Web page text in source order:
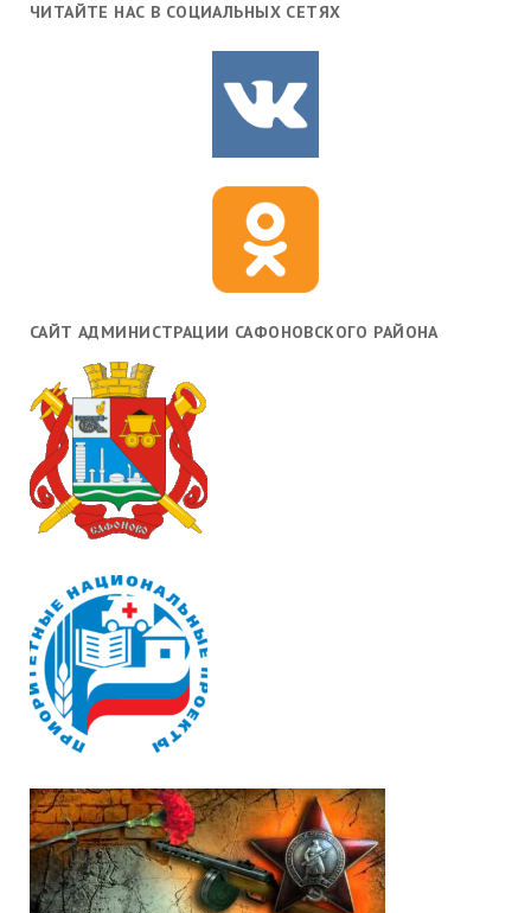
ЧИТАЙТЕ НАС В СОЦИАЛЬНЫХ СЕТЯХ
САЙТ АДМИНИСТРАЦИИ САФОНОВСКОГО РАЙОНА